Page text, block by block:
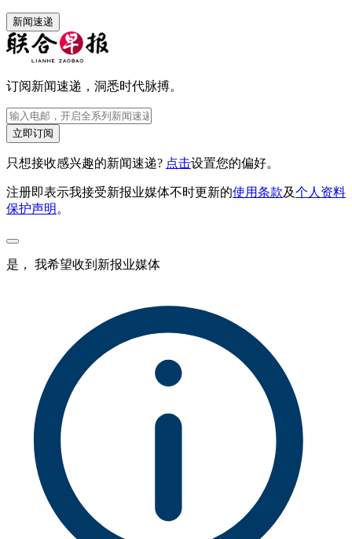
新闻速递
订阅新闻速递，洞悉时代脉搏。
立即订阅
只想接收感兴趣的新闻速递? 点击设置您的偏好。
注册即表示我接受新报业媒体不时更新的使用条款及个人资料
保护声明 。
是， 我希望收到新报业媒体